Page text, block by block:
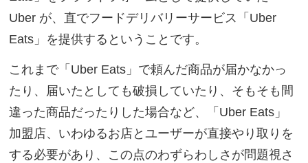
Uber が、直でフードデリバリーサービス「Uber
Eats」を提供するということです。
これまで「Uber Eats」で頼んだ商品が届かなかっ
たり、届いたとしても破損していたり、そもそも間
違った商品だったりした場合など、「Uber Eats」
加盟店、いわゆるお店とユーザーが直接やり取りを
する必要があり、この点のわずらわしさが問題視さ